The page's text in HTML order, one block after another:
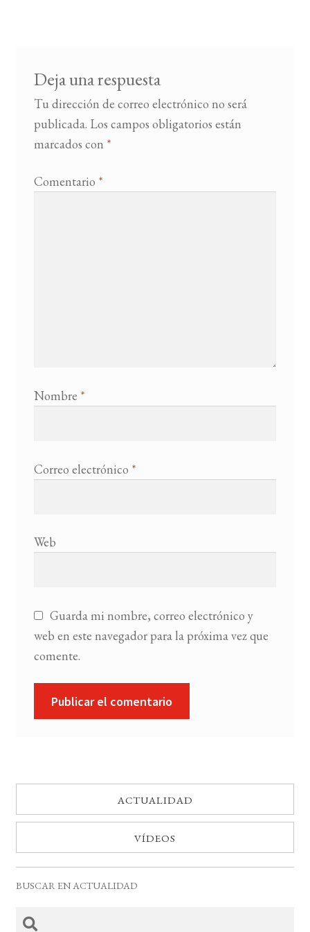
Deja una respuesta
Tu dirección de correo electrónico no será
publicada. Los campos obligatorios están
marcados con *
Comentario *
Nombre *
Correo electrónico *
Web
Guarda mi nombre, correo electrónico y
web en este navegador para la próxima vez que
comente.
ACTUALIDAD
VÍDEOS
BUSCAR EN ACTUALIDAD